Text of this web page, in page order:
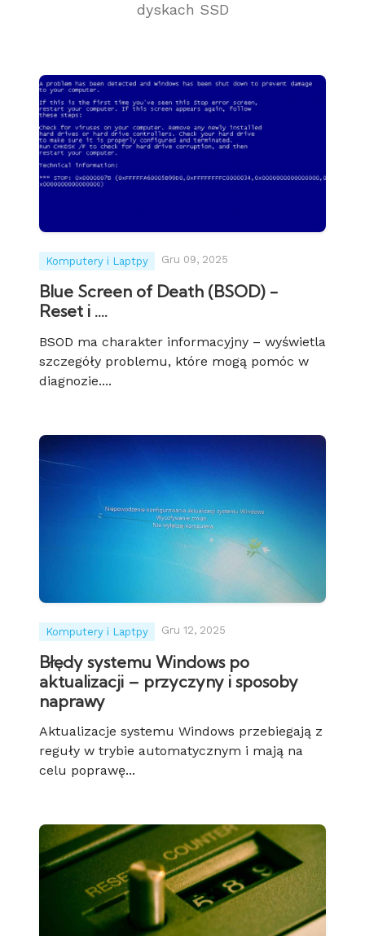
dyskach SSD
Komputery i Laptpy Gru 09, 2025
Blue Screen of Death (BSOD) -
Reset i ....
BSOD ma charakter informacyjny – wyświetla
szczegóły problemu, które mogą pomóc w
diagnozie....
Komputery i Laptpy Gru 12, 2025
Błędy systemu Windows po
aktualizacji – przyczyny i sposoby
naprawy
Aktualizacje systemu Windows przebiegają z
reguły w trybie automatycznym i mają na
celu poprawę...